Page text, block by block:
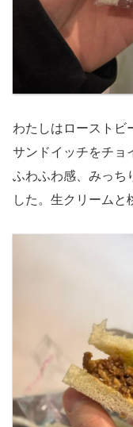
わたしはローストビ
サンドイッチをチョ
ふわふわ感、みっち
した。生クリームと